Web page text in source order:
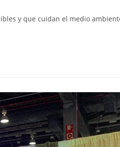
y que cuidan el medio